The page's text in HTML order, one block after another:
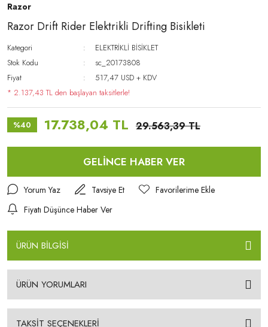
Razor
Razor Drift Rider Elektrikli Drifting Bisikleti
Kategori
ELEKTRİKLİ BİSİKLET
Stok Kodu
sc_20173808
Fiyat
517,47 USD + KDV
* 2.137,43 TL den başlayan taksitlerle!
%40 17.738,04 TL 29.563,39 TL
GELİNCE HABER VER
Yorum Yaz
Tavsiye Et
Fiyatı Düşünce Haber Ver
ÜRÜN BİLGİSİ
ÜRÜN YORUMLARI
TAKSİT SEÇENEKLERİ